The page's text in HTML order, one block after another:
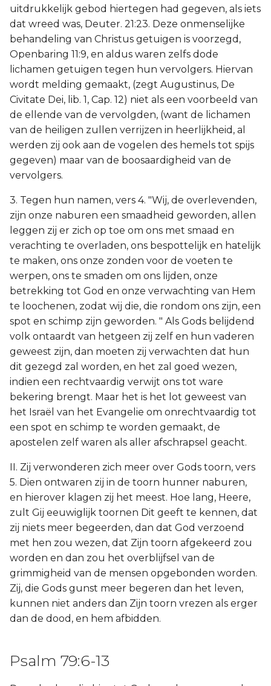
uitdrukkelijk gebod hiertegen had gegeven, als iets
dat wreed was, Deuter. 21:23. Deze onmenselijke
behandeling van Christus getuigen is voorzegd,
Openbaring 11:9, en aldus waren zelfs dode
lichamen getuigen tegen hun vervolgers. Hiervan
wordt melding gemaakt, (zegt Augustinus, De
Civitate Dei, lib. 1, Cap. 12) niet als een voorbeeld van
de ellende van de vervolgden, (want de lichamen
van de heiligen zullen verrijzen in heerlijkheid, al
werden zij ook aan de vogelen des hemels tot spijs
gegeven) maar van de boosaardigheid van de
vervolgers.
3. Tegen hun namen, vers 4. "Wij, de overlevenden,
zijn onze naburen een smaadheid geworden, allen
leggen zij er zich op toe om ons met smaad en
verachting te overladen, ons bespottelijk en hatelijk
te maken, ons onze zonden voor de voeten te
werpen, ons te smaden om ons lijden, onze
betrekking tot God en onze verwachting van Hem
te loochenen, zodat wij die, die rondom ons zijn, een
spot en schimp zijn geworden. " Als Gods belijdend
volk ontaardt van hetgeen zij zelf en hun vaderen
geweest zijn, dan moeten zij verwachten dat hun
dit gezegd zal worden, en het zal goed wezen,
indien een rechtvaardig verwijt ons tot ware
bekering brengt. Maar het is het lot geweest van
het Israël van het Evangelie om onrechtvaardig tot
een spot en schimp te worden gemaakt, de
apostelen zelf waren als aller afschrapsel geacht.
II. Zij verwonderen zich meer over Gods toorn, vers
5. Dien ontwaren zij in de toorn hunner naburen,
en hierover klagen zij het meest. Hoe lang, Heere,
zult Gij eeuwiglijk toornen Dit geeft te kennen, dat
zij niets meer begeerden, dan dat God verzoend
met hen zou wezen, dat Zijn toorn afgekeerd zou
worden en dan zou het overblijfsel van de
grimmigheid van de mensen opgebonden worden.
Zij, die Gods gunst meer begeren dan het leven,
kunnen niet anders dan Zijn toorn vrezen als erger
dan de dood, en hem afbidden.
Psalm 79:6-13